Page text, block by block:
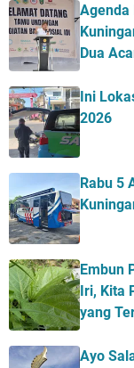
Agenda
Dua
Ini
2026
Rabu 5
Embun
Iri, Kita
yang
Ayo